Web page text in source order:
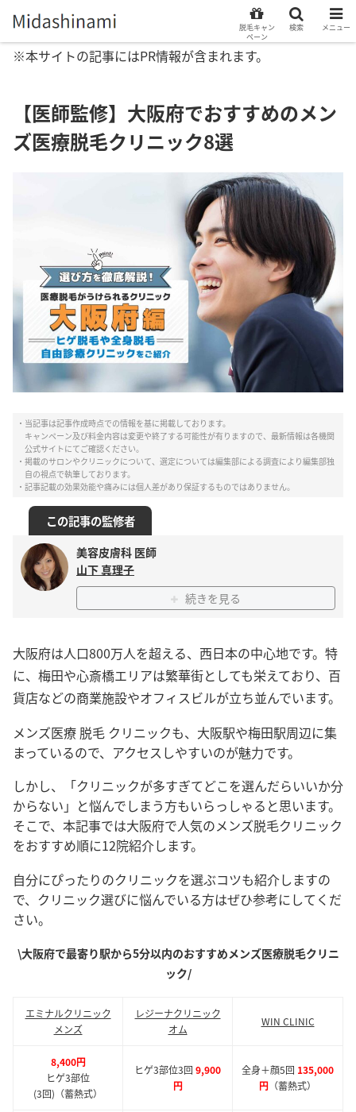
※本サイトの記事にはPR情報が含まれます。
【医師監修】大阪府でおすすめのメン
ズ医療脱毛クリニック8選
・当記事は記事作成時点での情報を基に掲載しております。
キャンペーン及び料金内容は変更や終了する可能性が有りますので、最新情報は各機関
公式サイトにてご確認ください。
・掲載のサロンやクリニックについて、選定については編集部による調査により編集部独
自の視点で執筆しております。
・記事記載の効果効能や痛みには個人差があり保証するものではありません。
この記事の監修者
美容皮膚科 医師
山下 真理子
続きを見る
大阪府は人口800万人を超える、西日本の中心地です。特
に、梅田や心斎橋エリアは繁華街としても栄えており、百
貨店などの商業施設やオフィスビルが立ち並んでいます。
メンズ医療 脱毛 クリニックも、大阪駅や梅田駅周辺に集
まっているので、アクセスしやすいのが魅力です。
しかし、「クリニックが多すぎてどこを選んだらいいか分
からない」と悩んでしまう方もいらっしゃると思います。
そこで、本記事では大阪府で人気のメンズ脱毛クリニック
をおすすめ順に12院紹介します。
自分にぴったりのクリニックを選ぶコツも紹介しますの
で、クリニック選びに悩んでいる方はぜひ参考にしてくだ
さい。
\大阪府で最寄り駅から5分以内のおすすめメンズ医療脱毛クリニ
ック/
エミナルクリニック
メンズ
レジーナクリニック
オム
WIN CLINIC
8,400円
ヒゲ3部位
(3回)（蓄熱式）
ヒゲ3部位3回 9,900
円
全身＋顔5回 135,000
円 （蓄熱式）
脱毛キャン
ペーン
検索 メニュー